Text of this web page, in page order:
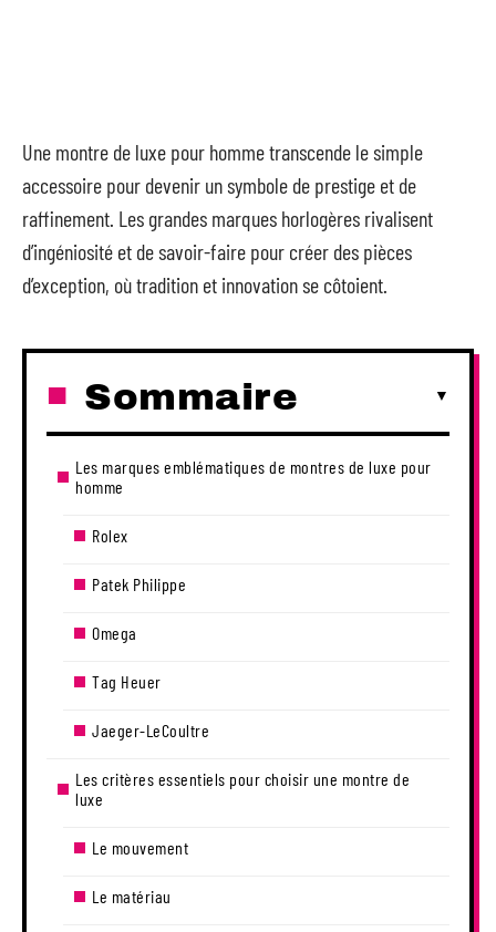
Une montre de luxe pour homme transcende le simple
accessoire pour devenir un symbole de prestige et de
raffinement. Les grandes marques horlogères rivalisent
d’ingéniosité et de savoir-faire pour créer des pièces
d’exception, où tradition et innovation se côtoient.
Sommaire
Les marques emblématiques de montres de luxe pour
homme
Rolex
Patek Philippe
Omega
Tag Heuer
Jaeger-LeCoultre
Les critères essentiels pour choisir une montre de
luxe
Le mouvement
Le matériau